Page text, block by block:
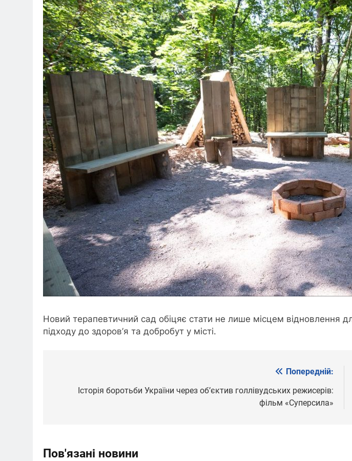
Новий терапевтичний сад обіцяє стати не лише місцем відновлення
підходу до здоров’я та добробут у місті.
записів
Попередній:
Історія боротьби України через об’єктив голлівудських режисерів:
фільм «Суперсила»
Пов'язані новини